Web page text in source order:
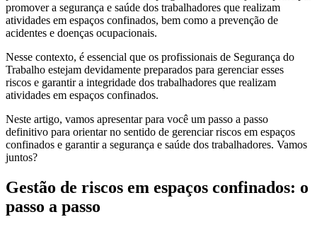
promover a segurança e saúde dos trabalhadores que realizam
atividades em espaços confinados, bem como a prevenção de
acidentes e doenças ocupacionais.
Nesse contexto, é essencial que os profissionais de Segurança do
Trabalho estejam devidamente preparados para gerenciar esses
riscos e garantir a integridade dos trabalhadores que realizam
atividades em espaços confinados.
Neste artigo, vamos apresentar para você um passo a passo
definitivo para orientar no sentido de gerenciar riscos em espaços
confinados e garantir a segurança e saúde dos trabalhadores. Vamos
juntos?
Gestão de riscos em espaços confinados: o
passo a passo